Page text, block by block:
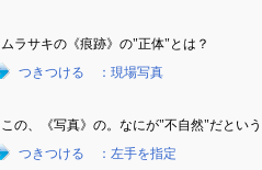
ムラサキの《痕跡》の"正体"とは？
つきつける ：現場写真
この、《写真》の。なにが"不自然"だとい
つきつける ：左手を指定